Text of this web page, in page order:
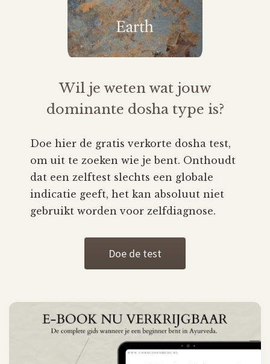
Wil je weten wat jouw
dominante dosha type is?
Doe hier de gratis verkorte dosha test,
om uit te zoeken wie je bent. Onthoudt
dat een zelftest slechts een globale
indicatie geeft, het kan absoluut niet
gebruikt worden voor zelfdiagnose.
Doe de test